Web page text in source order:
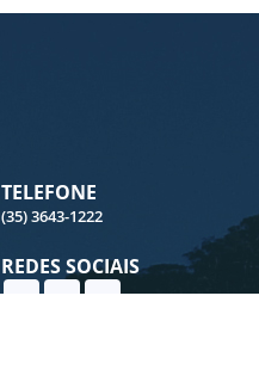
TELEFONE
(35) 3643-1222
REDES SOCIAIS